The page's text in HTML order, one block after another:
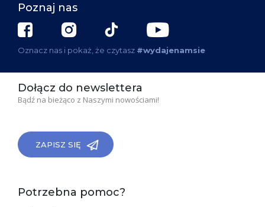
Poznaj nas
Oznacz nas i pokaż, że czytasz #wydajenamsie
Dołącz do newslettera
Bądź na bieżąco z Naszymi nowościami!
ZAPISZ SIĘ
Potrzebna pomoc?